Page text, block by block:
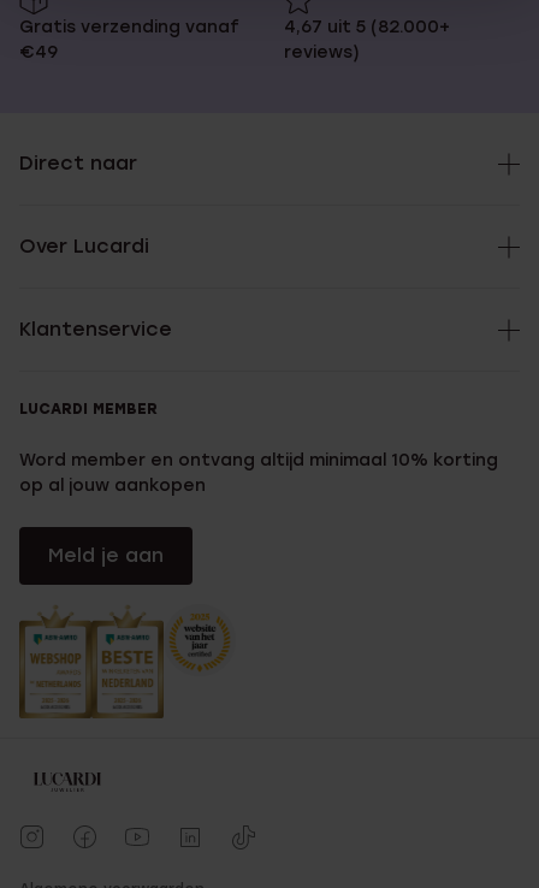
Gratis verzending vanaf
€49
4,67 uit 5 (82.000+
reviews)
Direct naar
Over Lucardi
Klantenservice
LUCARDI MEMBER
Word member en ontvang altijd minimaal 10% korting
op al jouw aankopen
Meld je aan